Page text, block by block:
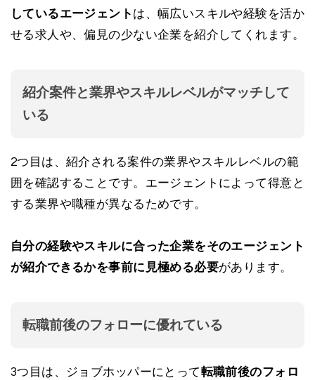
しているエージェント は、幅広いスキルや経験を活か
せる求人や、偏見の少ない企業を紹介してくれます。
紹介案件と業界やスキルレベルがマッチして
いる
2つ目は、紹介される案件の業界やスキルレベルの範
囲を確認することです。エージェントによって得意と
する業界や職種が異なるためです。
自分の経験やスキルに合った企業をそのエージェント
が紹介できるかを事前に見極める必要があります。
転職前後のフォローに優れている
3つ目は、ジョブホッパーにとって転職前後のフォロ